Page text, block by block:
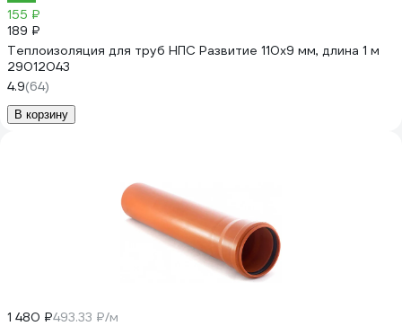
155 ₽
189 ₽
Теплоизоляция для труб НПС Развитие 110x9 мм, длина 1 м
29012043
4.9(64)
В корзину
1 480 ₽493.33 ₽/м